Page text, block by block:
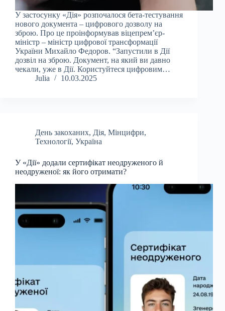
У застосунку «Дія» розпочалося бета-тестування
нового документа – цифрового дозволу на
зброю. Про це проінформував віцепрем’єр-
міністр – міністр цифрової трансформації
України Михайло Федоров. “Запустили в Дії
дозвіл на зброю. Документ, на який ви давно
чекали, уже в Дії. Користуйтеся цифровим…
Julia
10.03.2025
День закоханих, Дія, Мінцифри,
Технології, Україна
У «Дії» додали сертифікат неодруженого й
неодруженої: як його отримати?